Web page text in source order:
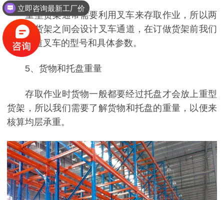
重型货架通常需要利用叉车来存取作业，所以两
排重型货架之间会设计叉车通道，在订做货架前我们
需要知道叉车的型号和具体参数。
5、货物和托盘重量
存取作业时货物一般都要经过托盘才会放上重型
货架，所以我们需要了解货物和托盘的重量，以便来
核算均层承重。
立即咨询最新工厂价